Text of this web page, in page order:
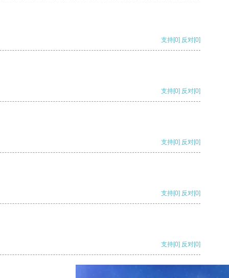
支持[0] 反对[0]
支持[0] 反对[0]
支持[0] 反对[0]
支持[0] 反对[0]
支持[0] 反对[0]